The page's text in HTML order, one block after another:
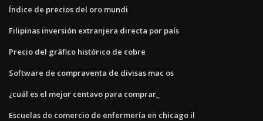
Índice de precios del oro mundi
Filipinas inversión extranjera directa por país
Precio del gráfico histórico de cobre
Software de compraventa de divisas mac os
¿cuál es el mejor centavo para comprar_
Escuelas de comercio de enfermería en chicago il